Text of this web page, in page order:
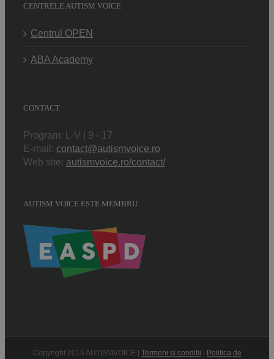
CENTRELE AUTISM VOICE
Centrul OPEN
ABA Academy
CONTACT
Program: L-V | 9 - 17
E-mail: contact@autismvoice.ro
Web site: autismvoice.ro/contact/
AUTISM VOICE ESTE MEMBRU
Copyright 2015 AUTISMVOICE | Termeni si conditii | Politica de